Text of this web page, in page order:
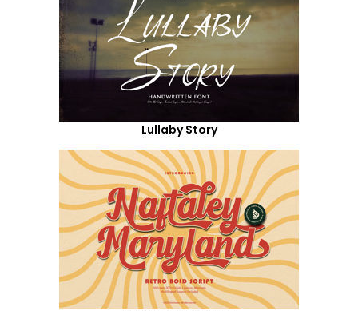
Lullaby Story